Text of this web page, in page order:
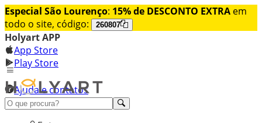
Especial São Lourenço: 15% de DESCONTO EXTRA em
todo o site, código:
260807
Holyart APP
App Store
Play Store
Ajuda e contatos
Conheça premium